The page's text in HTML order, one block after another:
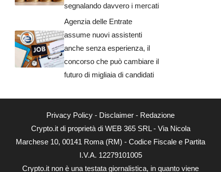
segnalando davvero i mercati
Agenzia delle Entrate
assume nuovi assistenti
anche senza esperienza, il
concorso che può cambiare il
futuro di migliaia di candidati
Privacy Policy - Disclaimer - Redazione
Crypto.it di proprietà di WEB 365 SRL - Via Nicola
Marchese 10, 00141 Roma (RM) - Codice Fiscale e Partita
I.V.A. 12279101005
Crypto.it non è una testata giornalistica, in quanto viene